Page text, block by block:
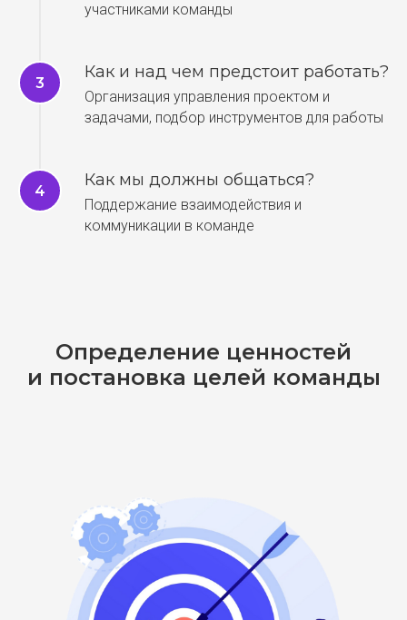
участниками команды
Как и над чем предстоит работать?
Организация управления проектом и
задачами, подбор инструментов для работы
Как мы должны общаться?
Поддержание взаимодействия и
коммуникации в команде
Определение ценностей
и постановка целей команды